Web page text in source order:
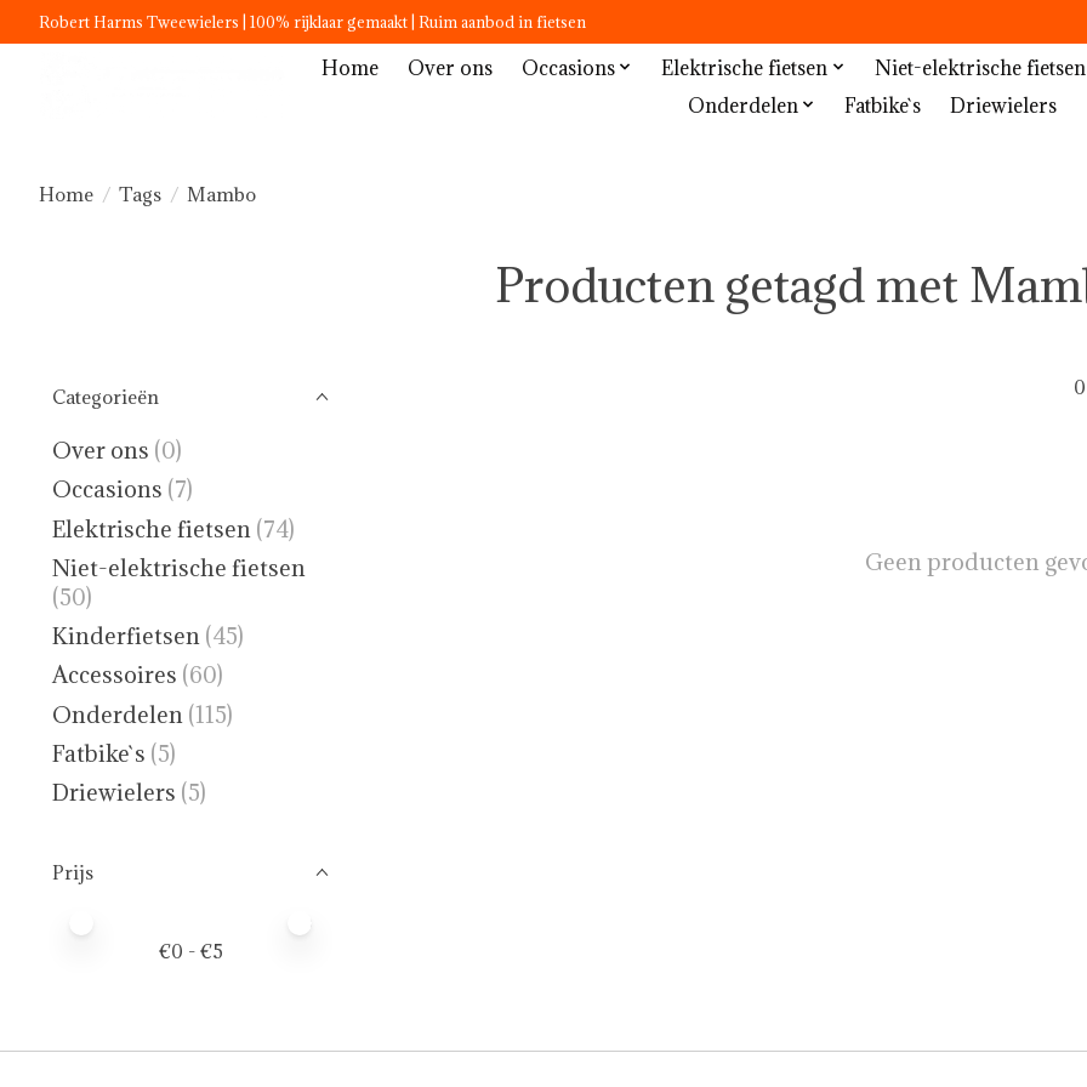
Robert Harms Tweewielers | 100% rijklaar gemaakt | Ruim aanbod in fietsen
Home Over ons Occasions Elektrische fietsen Niet-elektrische fietsen
Onderdelen
Fatbike`s Driewielers
Home / Tags / Mambo
Producten getagd met
Categorieën
Over ons (0)
Occasions (7)
Elektrische fietsen (74)
Niet-elektrische fietsen
(50)
Kinderfietsen (45)
Accessoires (60)
Onderdelen (115)
Fatbike`s (5)
Driewielers (5)
Prijs
€0 - €5
Geen producten